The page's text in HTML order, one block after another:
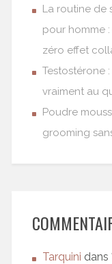
La routine de
pour homme
zéro effet
Testostérone
vraiment au
Poudre
grooming
Tarquini dans